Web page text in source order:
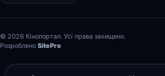
© 2026 Кінопортал. Усі права захищено.
Розроблено SitePro